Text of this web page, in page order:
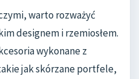
warto rozważyć
designem i rzemiosłem.
wykonane z
jak skórzane portfele,